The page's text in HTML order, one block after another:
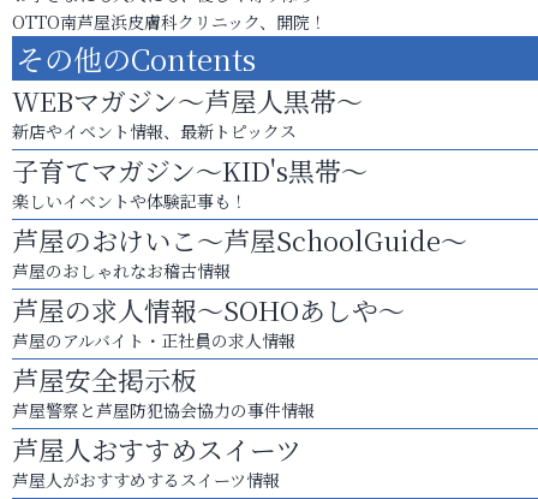
OTTO南芦屋浜皮膚科クリニック、開院！
その他のContents
WEBマガジン～芦屋人黒帯～
新店やイベント情報、最新トピックス
子育てマガジン～KID's黒帯～
楽しいイベントや体験記事も！
芦屋のおけいこ～芦屋SchoolGuide～
芦屋のおしゃれなお稽古情報
芦屋の求人情報～SOHOあしや～
芦屋のアルバイト・正社員の求人情報
芦屋安全掲示板
芦屋警察と芦屋防犯協会協力の事件情報
芦屋人おすすめスイーツ
芦屋人がおすすめするスイーツ情報